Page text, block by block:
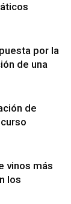
por la
de una
de
vinos más
los